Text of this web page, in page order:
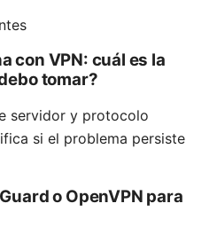
con VPN: cuál es la
tomar?
servidor y protocolo
si el problema persiste
o OpenVPN para